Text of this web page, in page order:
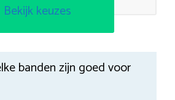
Bekijk keuzes
banden zijn goed voor